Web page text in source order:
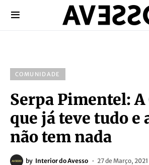
COMUNIDADE
Serpa Pimentel:
que já teve tudo e
não tem nada
by Interior do Avesso 27 de Março, 2021